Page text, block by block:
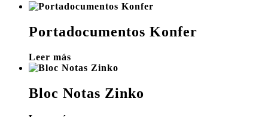
Portadocumentos Konfer
Leer más
Bloc Notas Zinko